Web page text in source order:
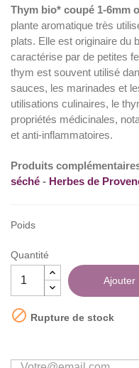
(5 avis)
Thym bio* coupé 1-6mm
plante aromatique très
plats. Elle est originaire du
caractérise par de petites
thym est souvent utilisé
sauces, les marinades et
utilisations culinaires, le
propriétés médicinales,
et anti-inflammatoires.
Produits
séché - Herbes de
Poids
Quantité
Ajouter
 Rupture de stock